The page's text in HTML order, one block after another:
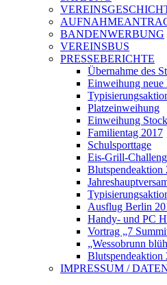
BANDENWERBUNG
VEREINSBUS
PRESSEBERICHTE
Übernahme des
Einweihung neue
Platzeinweihung
Einweihung
Familientag 2017
Schulsporttage
Eis-Grill-
Blutspendeaktion
Ausflug Berlin
Handy- und PC
Vortrag „7
„Wessobrunn
Blutspendeaktion
IMPRESSUM /